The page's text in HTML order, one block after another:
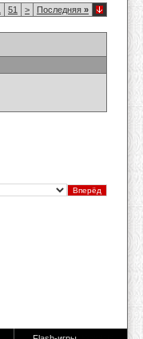
51 > Последняя »